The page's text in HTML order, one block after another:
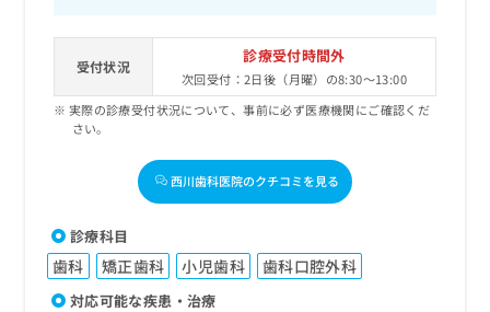
受付状況
診療受付時間外
次回受付：2日後（月曜）の8:30～13:00
実際の診療受付状況について、事前に必ず医療機関にご確認くだ
さい。
西川歯科医院のクチコミを見る
診療科目
歯科 矯正歯科 小児歯科 歯科口腔外科
対応可能な疾患・治療